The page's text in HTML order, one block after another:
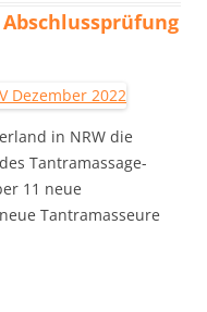
in NRW die
Tantramassage-
11 neue
Tantramasseure